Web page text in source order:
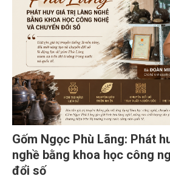
chuyên gia, nhà khoa học, Sở
trường tỉnh Lai Châu và đại diện
doanh nghiệp ở các tỉnh miền
Gốm Ngọc Phù Lãng: Phát
nghề bằng khoa học công
đổi số